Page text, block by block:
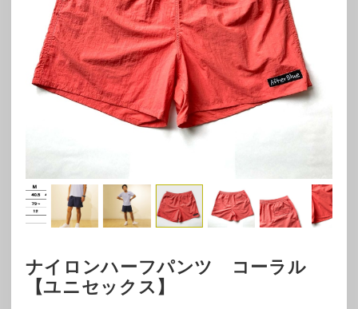
ナイロンハーフパンツ コーラル
【ユニセックス】